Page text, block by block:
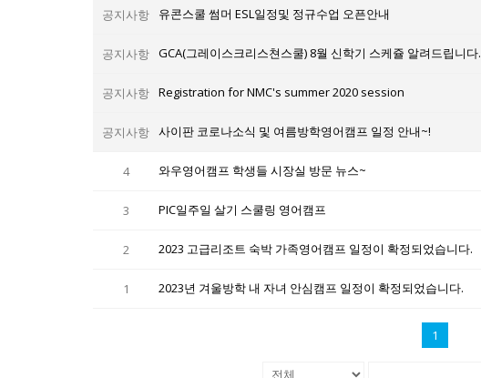
공지사항 유콘스쿨 썸머 ESL일정및 정규수업 오픈안내
공지사항 GCA(그레이스크리스쳔스쿨) 8월 신학기 스케쥴 알려드립니다.
공지사항 Registration for NMC's summer 2020 session
공지사항 사이판 코로나소식 및 여름방학영어캠프 일정 안내~!
4 와우영어캠프 학생들 시장실 방문 뉴스~
3 PIC일주일 살기 스쿨링 영어캠프
2 2023 고급리조트 숙박 가족영어캠프 일정이 확정되었습니다.
1 2023년 겨울방학 내 자녀 안심캠프 일정이 확정되었습니다.
1